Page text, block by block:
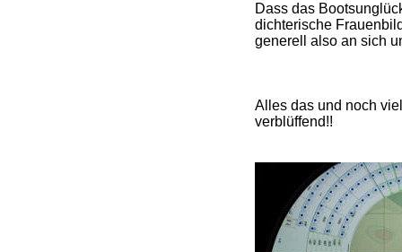
Dass das
dichterische
generell also an sich
Alles das und noch
verblüffend!!